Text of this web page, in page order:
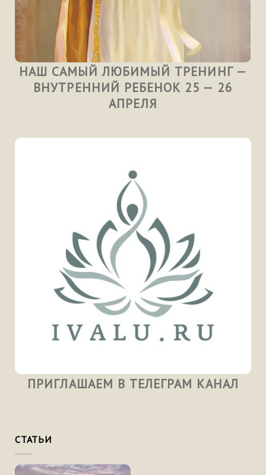
НАШ САМЫЙ ЛЮБИМЫЙ ТРЕНИНГ —
ВНУТРЕННИЙ РЕБЕНОК 25 — 26
АПРЕЛЯ
ПРИГЛАШАЕМ В ТЕЛЕГРАМ КАНАЛ
СТАТЬИ